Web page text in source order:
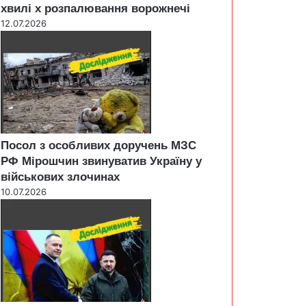
хвилі х розпалювання ворожнечі
12.07.2026
Посол з особливих доручень МЗС
РФ Мірошчин звинуватив Україну у
військових злочинах
10.07.2026